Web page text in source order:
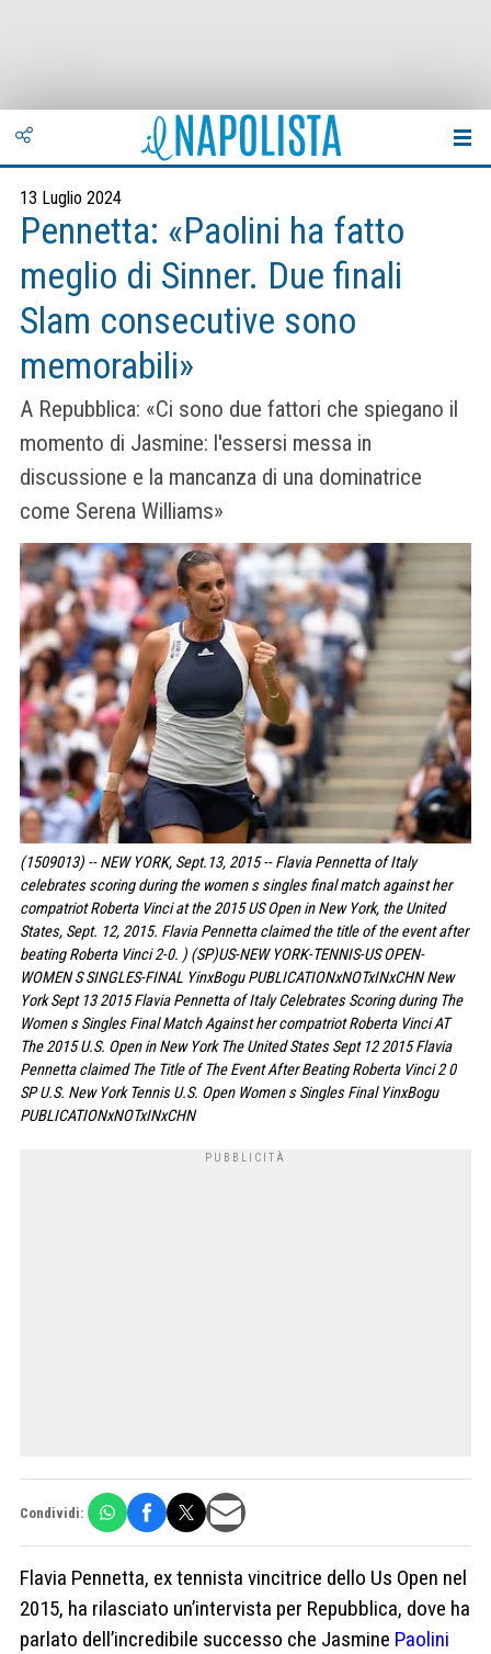
13 Luglio 2024
Pennetta: «Paolini ha fatto
meglio di Sinner. Due finali
Slam consecutive sono
memorabili»
A Repubblica: «Ci sono due fattori che spiegano il
momento di Jasmine: l'essersi messa in
discussione e la mancanza di una dominatrice
come Serena Williams»
(1509013) -- NEW YORK, Sept.13, 2015 -- Flavia Pennetta of Italy
celebrates scoring during the women s singles final match against her
compatriot Roberta Vinci at the 2015 US Open in New York, the United
States, Sept. 12, 2015. Flavia Pennetta claimed the title of the event after
beating Roberta Vinci 2-0. ) (SP)US-NEW YORK-TENNIS-US OPEN-
WOMEN S SINGLES-FINAL YinxBogu PUBLICATIONxNOTxINxCHN New
York Sept 13 2015 Flavia Pennetta of Italy Celebrates Scoring during The
Women s Singles Final Match Against her compatriot Roberta Vinci AT
The 2015 U.S. Open in New York The United States Sept 12 2015 Flavia
Pennetta claimed The Title of The Event After Beating Roberta Vinci 2 0
SP U.S. New York Tennis U.S. Open Women s Singles Final YinxBogu
PUBLICATIONxNOTxINxCHN
Condividi:
Flavia Pennetta, ex tennista vincitrice dello Us Open nel
2015, ha rilasciato un’intervista per Repubblica, dove ha
parlato dell’incredibile successo che Jasmine Paolini